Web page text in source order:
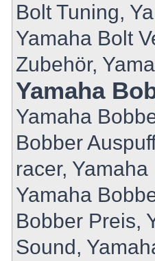
Bolt Tuning,
Yamaha Bolt
Zubehör,
Yamaha
Yamaha
Bobber
racer,
Yamaha
Bobber Preis,
Sound,